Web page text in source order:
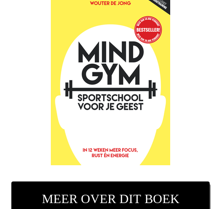
MEER OVER DIT BOEK